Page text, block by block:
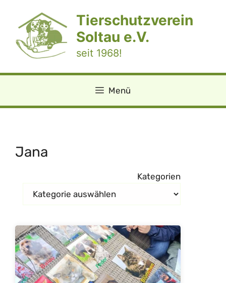
springen
Tierschutzverein
Soltau e.V.
seit 1968!
Menü
Jana
Kategorien